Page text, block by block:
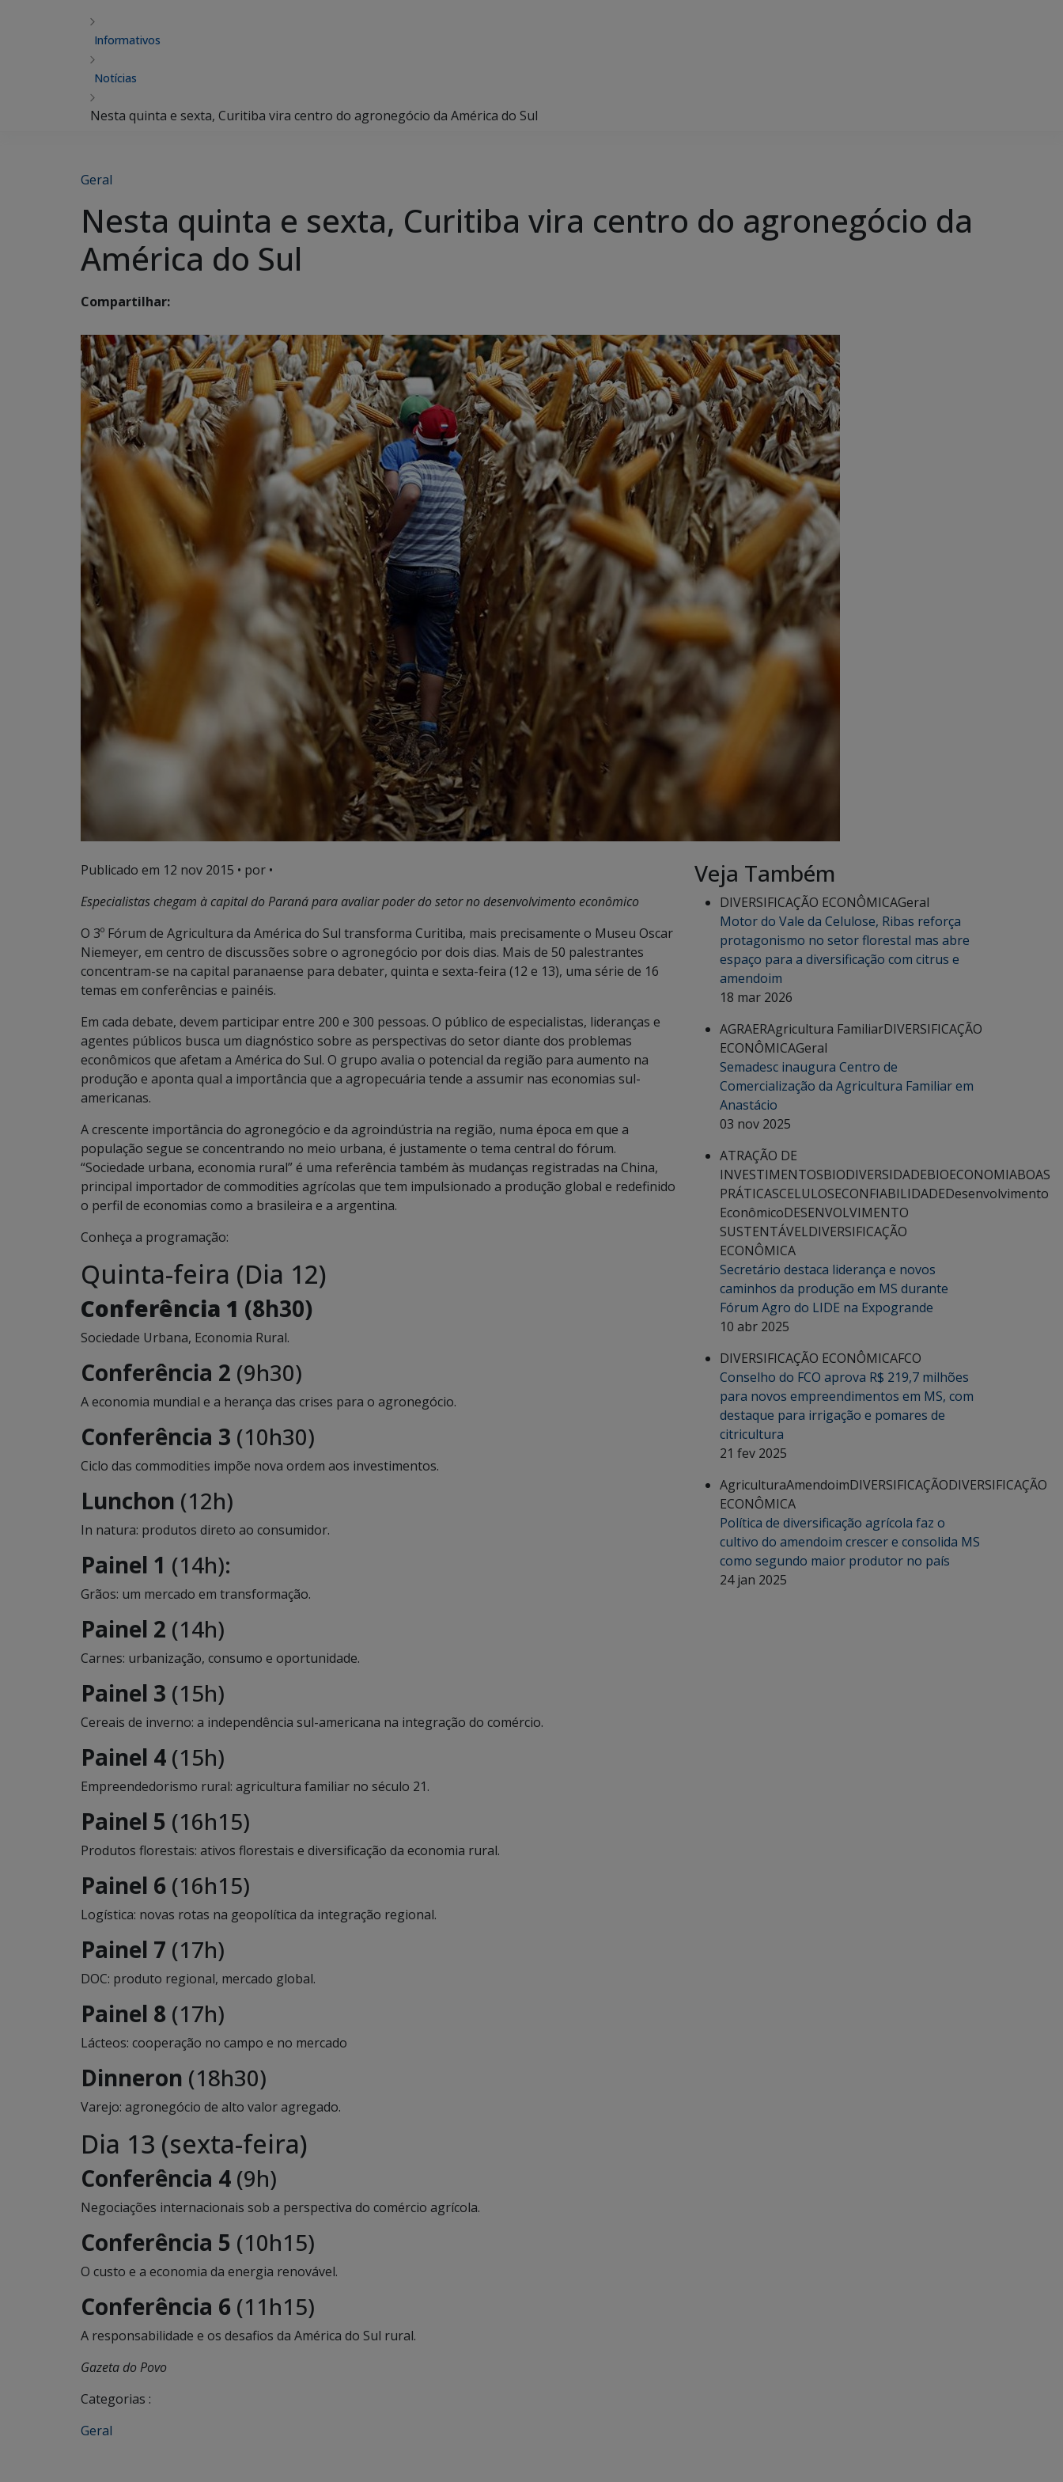
Informativos
Notícias
Nesta quinta e sexta, Curitiba vira centro do agronegócio da América do Sul
Geral
Nesta quinta e sexta, Curitiba vira centro do agronegócio da
América do Sul
Compartilhar:
Publicado em 12 nov 2015 • por •
Especialistas chegam à capital do Paraná para avaliar poder do setor no desenvolvimento econômico
O 3º Fórum de Agricultura da América do Sul transforma Curitiba, mais precisamente o Museu Oscar
Niemeyer, em centro de discussões sobre o agronegócio por dois dias. Mais de 50 palestrantes
concentram-se na capital paranaense para debater, quinta e sexta-feira (12 e 13), uma série de 16
temas em conferências e painéis.
Em cada debate, devem participar entre 200 e 300 pessoas. O público de especialistas, lideranças e
agentes públicos busca um diagnóstico sobre as perspectivas do setor diante dos problemas
econômicos que afetam a América do Sul. O grupo avalia o potencial da região para aumento na
produção e aponta qual a importância que a agropecuária tende a assumir nas economias sul-
americanas.
A crescente importância do agronegócio e da agroindústria na região, numa época em que a
população segue se concentrando no meio urbana, é justamente o tema central do fórum.
“Sociedade urbana, economia rural” é uma referência também às mudanças registradas na China,
principal importador de commodities agrícolas que tem impulsionado a produção global e redefinido
o perfil de economias como a brasileira e a argentina.
Conheça a programação:
Quinta-feira (Dia 12)
Conferência 1 (8h30)
Sociedade Urbana, Economia Rural.
Conferência 2 (9h30)
A economia mundial e a herança das crises para o agronegócio.
Conferência 3 (10h30)
Ciclo das commodities impõe nova ordem aos investimentos.
Lunchon (12h)
In natura: produtos direto ao consumidor.
Painel 1 (14h):
Grãos: um mercado em transformação.
Painel 2 (14h)
Carnes: urbanização, consumo e oportunidade.
Painel 3 (15h)
Cereais de inverno: a independência sul-americana na integração do comércio.
Painel 4 (15h)
Empreendedorismo rural: agricultura familiar no século 21.
Painel 5 (16h15)
Produtos florestais: ativos florestais e diversificação da economia rural.
Painel 6 (16h15)
Logística: novas rotas na geopolítica da integração regional.
Painel 7 (17h)
DOC: produto regional, mercado global.
Painel 8 (17h)
Lácteos: cooperação no campo e no mercado
Dinneron (18h30)
Varejo: agronegócio de alto valor agregado.
Dia 13 (sexta-feira)
Conferência 4 (9h)
Negociações internacionais sob a perspectiva do comércio agrícola.
Conferência 5 (10h15)
O custo e a economia da energia renovável.
Conferência 6 (11h15)
A responsabilidade e os desafios da América do Sul rural.
Gazeta do Povo
Categorias :
Geral
Veja Também
DIVERSIFICAÇÃO ECONÔMICAGeral
Motor do Vale da Celulose, Ribas reforça
protagonismo no setor florestal mas abre
espaço para a diversificação com citrus e
amendoim
18 mar 2026
AGRAERAgricultura FamiliarDIVERSIFICAÇÃO
ECONÔMICAGeral
Semadesc inaugura Centro de
Comercialização da Agricultura Familiar em
Anastácio
03 nov 2025
ATRAÇÃO DE
INVESTIMENTOSBIODIVERSIDADEBIOECONOMIABOAS
PRÁTICASCELULOSECONFIABILIDADEDesenvolvimento
EconômicoDESENVOLVIMENTO
SUSTENTÁVELDIVERSIFICAÇÃO
ECONÔMICA
Secretário destaca liderança e novos
caminhos da produção em MS durante
Fórum Agro do LIDE na Expogrande
10 abr 2025
DIVERSIFICAÇÃO ECONÔMICAFCO
Conselho do FCO aprova R$ 219,7 milhões
para novos empreendimentos em MS, com
destaque para irrigação e pomares de
citricultura
21 fev 2025
AgriculturaAmendoimDIVERSIFICAÇÃODIVERSIFICAÇÃO
ECONÔMICA
Política de diversificação agrícola faz o
cultivo do amendoim crescer e consolida MS
como segundo maior produtor no país
24 jan 2025